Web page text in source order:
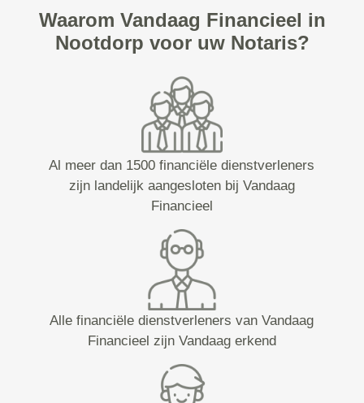
Waarom Vandaag Financieel in
Nootdorp voor uw Notaris?
Al meer dan 1500 financiële dienstverleners
zijn landelijk aangesloten bij Vandaag
Financieel
Alle financiële dienstverleners van Vandaag
Financieel zijn Vandaag erkend